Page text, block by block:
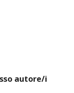
autore/i